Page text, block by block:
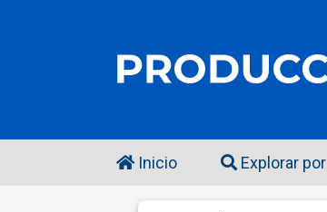
Inicio Explorar por